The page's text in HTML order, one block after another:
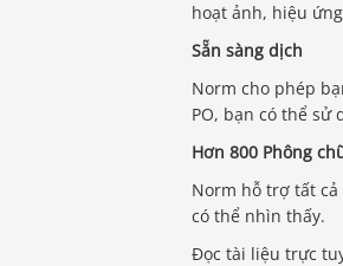
hoạt ảnh, hiệu
Sẵn sàng dịch
Norm cho phép
PO, bạn có thể sử
Hơn 800 Phông
Norm hỗ trợ tất
có thể nhìn thấy.
Đọc tài liệu trực